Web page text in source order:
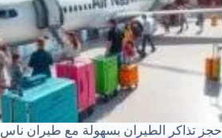
حجز تذاكر الطيران بسهولة مع طيران ناس